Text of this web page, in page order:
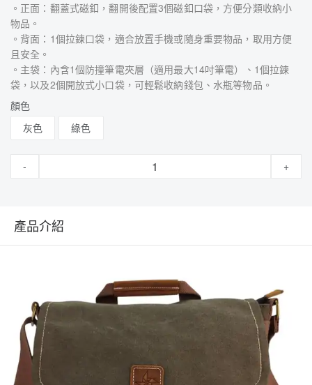
。正面：翻蓋式磁釦，翻開後配置3個磁釦口袋，方便分類收納小
物品。
。背面：1個拉鍊口袋，適合放置手機或隨身重要物品，取用方便
且安全。
。主袋：內含1個防撞筆電夾層（適用最大14吋筆電）、1個拉鍊
袋，以及2個開放式小口袋，可輕鬆收納錢包、水瓶等物品。
顏色
灰色
綠色
- +
產品介紹